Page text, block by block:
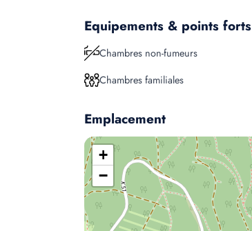
Equipements & points forts
Chambres non-fumeurs
Chambres familiales
Emplacement
+
−